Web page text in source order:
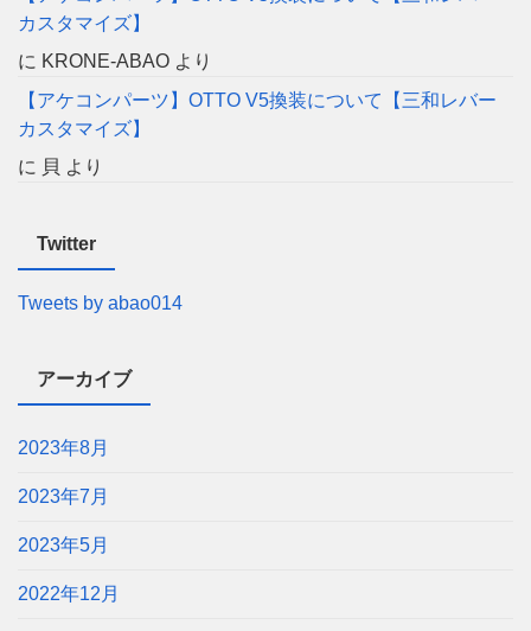
カスタマイズ】
に KRONE-ABAO より
【アケコンパーツ】OTTO V5換装について【三和レバー
カスタマイズ】
に 貝 より
Twitter
Tweets by abao014
アーカイブ
2023年8月
2023年7月
2023年5月
2022年12月